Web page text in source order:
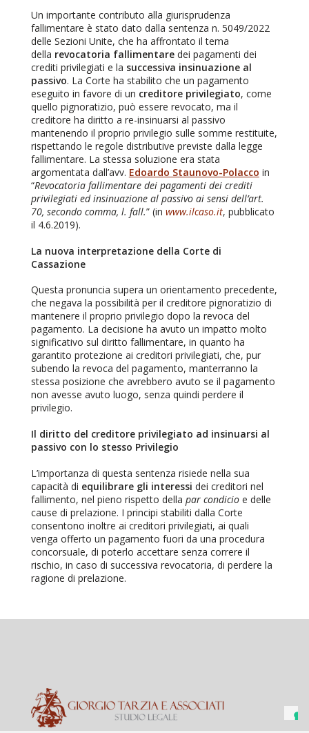
Un importante contributo alla giurisprudenza
fallimentare è stato dato dalla sentenza n. 5049/2022
delle Sezioni Unite, che ha affrontato il tema
della revocatoria fallimentare dei pagamenti dei
crediti privilegiati e la successiva insinuazione al
passivo. La Corte ha stabilito che un pagamento
eseguito in favore di un creditore privilegiato, come
quello pignoratizio, può essere revocato, ma il
creditore ha diritto a re-insinuarsi al passivo
mantenendo il proprio privilegio sulle somme restituite,
rispettando le regole distributive previste dalla legge
fallimentare. La stessa soluzione era stata
argomentata dall’avv. Edoardo Staunovo-Polacco in
“Revocatoria fallimentare dei pagamenti dei crediti
privilegiati ed insinuazione al passivo ai sensi dell’art.
70, secondo comma, l. fall.” (in www.ilcaso.it, pubblicato
il 4.6.2019).
La nuova interpretazione della Corte di
Cassazione
Questa pronuncia supera un orientamento precedente,
che negava la possibilità per il creditore pignoratizio di
mantenere il proprio privilegio dopo la revoca del
pagamento. La decisione ha avuto un impatto molto
significativo sul diritto fallimentare, in quanto ha
garantito protezione ai creditori privilegiati, che, pur
subendo la revoca del pagamento, manterranno la
stessa posizione che avrebbero avuto se il pagamento
non avesse avuto luogo, senza quindi perdere il
privilegio.
Il diritto del creditore privilegiato ad insinuarsi al
passivo con lo stesso Privilegio
L’importanza di questa sentenza risiede nella sua
capacità di equilibrare gli interessi dei creditori nel
fallimento, nel pieno rispetto della par condicioe delle
cause di prelazione. I principi stabiliti dalla Corte
consentono inoltre ai creditori privilegiati, ai quali
venga offerto un pagamento fuori da una procedura
concorsuale, di poterlo accettare senza correre il
rischio, in caso di successiva revocatoria, di perdere la
ragione di prelazione.